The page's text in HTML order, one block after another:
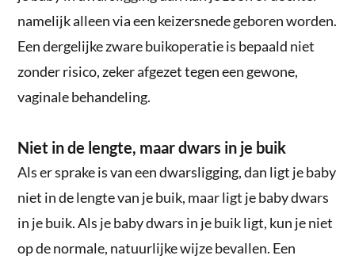
namelijk alleen via een keizersnede geboren worden.
Een dergelijke zware buikoperatie is bepaald niet
zonder risico, zeker afgezet tegen een gewone,
vaginale behandeling.
Niet in de lengte, maar dwars in je buik
Als er sprake is van een dwarsligging, dan ligt je baby
niet in de lengte van je buik, maar ligt je baby dwars
in je buik. Als je baby dwars in je buik ligt, kun je niet
op de normale, natuurlijke wijze bevallen. Een